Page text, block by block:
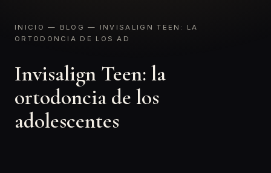
INICIO — BLOG — INVISALIGN TEEN: LA
ORTODONCIA DE LOS AD
Invisalign Teen: la
ortodoncia de los
adolescentes